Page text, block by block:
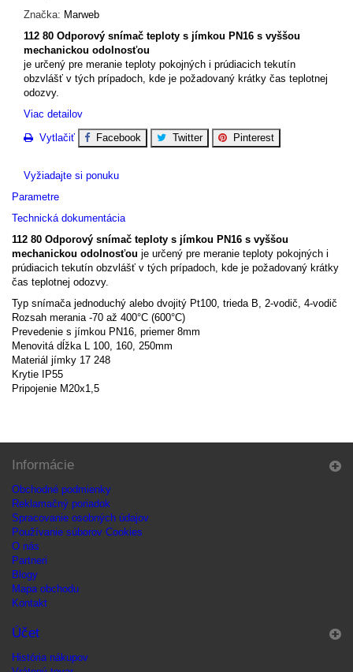
Značka: Marweb
112 80 Odporový snímač teploty s jímkou PN16 s vyššou
mechanickou odolnosťou
je určený pre meranie teploty pokojných i prúdiacich tekutín
obzvlášť v tých prípadoch, kde je požadovaný krátky čas teplotnej
odozvy.
Viac detailov
Vytlačiť
Facebook Twitter Pinterest
Vyžiadajte si ponuku
Parametre
Technická dokumentácia
112 80 Odporový snímač teploty s jímkou PN16 s vyššou
mechanickou odolnosťou je určený pre meranie teploty pokojných i
prúdiacich tekutín obzvlášť v tých prípadoch, kde je požadovaný krátky
čas teplotnej odozvy.
Typ snímača jednoduchý alebo dvojitý Pt100, trieda B, 2-vodič, 4-vodič
Rozsah merania -70 až 400°C (600°C)
Prevedenie s jímkou PN16, priemer 8mm
Menovitá dĺžka L 100, 160, 250mm
Materiál jímky 17 248
Krytie IP55
Pripojenie M20x1,5
Informácie
Obchodné podmienky
Reklamačný poriadok
Spracovanie osobných údajov
Používanie súborov Cookies
O nás
Partneri
Blogy
Mapa obchodu
Kontakt
Účet
História nákupov